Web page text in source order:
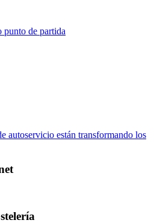
punto de partida
autoservicio están transformando los